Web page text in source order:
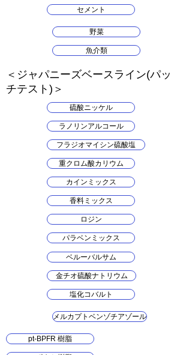
セメント
野菜
魚介類
​＜ジャパニーズベースライン(パッ
チテスト)＞
硫酸ニッケル
ラノリンアルコール
フラジオマイシン硫酸塩
重クロム酸カリウム
カインミックス
香料ミックス
ロジン
パラベンミックス
ベルーバルサム
金チオ硫酸ナトリウム
塩化コバルト
メルカプトベンゾチアゾール
pt-BPFR 樹脂